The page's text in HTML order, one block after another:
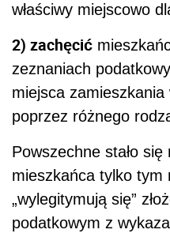
właściwy miejscowo
2) zachęcić
zeznaniach
miejsca
poprzez różnego
Powszechne stało
mieszkańca tylko
„wylegitymują się”
podatkowym z